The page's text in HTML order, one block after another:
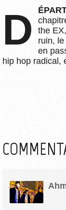
the
ruin,
en
hip hop radical,